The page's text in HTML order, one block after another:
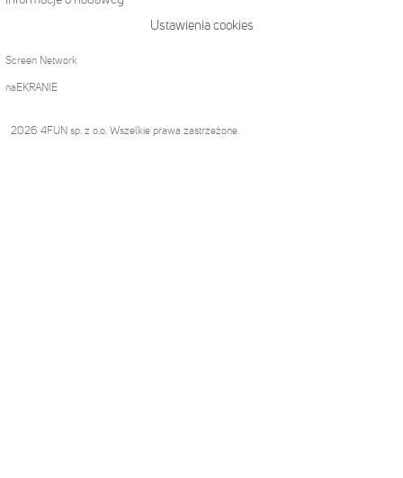
Ustawienia cookies
Screen Network
naEKRANIE
2026 4FUN sp. z o.o. Wszelkie prawa zastrzeżone.